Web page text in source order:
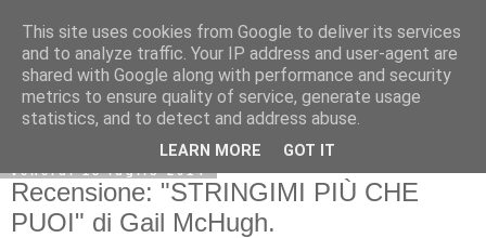
venerdì 18 luglio 2014
Recensione: "STRINGIMI PIÙ CHE
PUOI" di Gail McHugh.
This site uses cookies from Google to deliver its services
and to analyze traffic. Your IP address and user-agent are
shared with Google along with performance and security
metrics to ensure quality of service, generate usage
statistics, and to detect and address abuse.
LEARN MORE GOT IT